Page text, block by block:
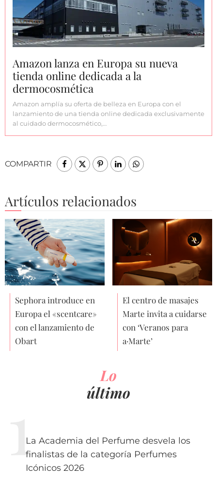
Amazon lanza en Europa su nueva
tienda online dedicada a la
dermocosmética
Amazon amplía su oferta de belleza en Europa con el
lanzamiento de una tienda online dedicada exclusivamente
al cuidado dermocosmético,…
COMPARTIR
Artículos relacionados
Sephora introduce en
Europa el «scentcare»
con el lanzamiento de
Obart
El centro de masajes
Marte invita a cuidarse
con ‘Veranos para
a·Marte’
Lo
último
La Academia del Perfume desvela los
finalistas de la categoría Perfumes
Icónicos 2026